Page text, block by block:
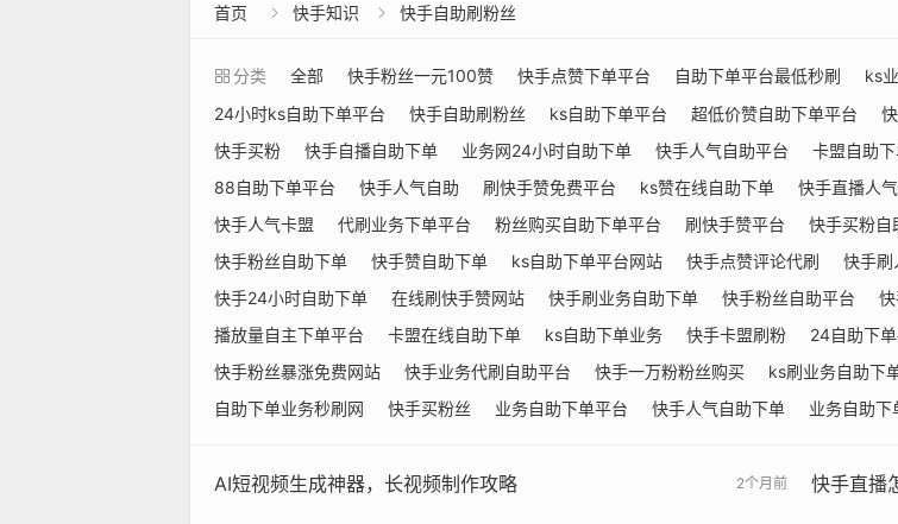
首页  快手知识  快手自助刷粉丝
分类 全部 快手粉丝一元100赞 快手点赞下单平台 自助下单平台最低秒刷 ks
24小时ks自助下单平台
快手自助刷粉丝 ks自助下单平台 超低价赞自助下单平台
快手买粉
快手自播自助下单 业务网24小时自助下单 快手人气自助平台 卡盟自助
88自助下单平台
快手人气自助 刷快手赞免费平台 ks赞在线自助下单 快手直播人
快手人气卡盟
代刷业务下单平台 粉丝购买自助下单平台 刷快手赞平台 快手买粉自
快手粉丝自助下单
快手赞自助下单 ks自助下单平台网站 快手点赞评论代刷 快手刷
快手24小时自助下单
在线刷快手赞网站 快手刷业务自助下单 快手粉丝自助平台
播放量自主下单平台
卡盟在线自助下单 ks自助下单业务 快手卡盟刷粉 24自助下
快手粉丝暴涨免费网站
快手业务代刷自助平台 快手一万粉粉丝购买 ks刷业务自助下
自助下单业务秒刷网
快手买粉丝 业务自助下单平台 快手人气自助下单 业务自助下
2个月前
AI短视频生成神器，长视频制作攻略 快手直播